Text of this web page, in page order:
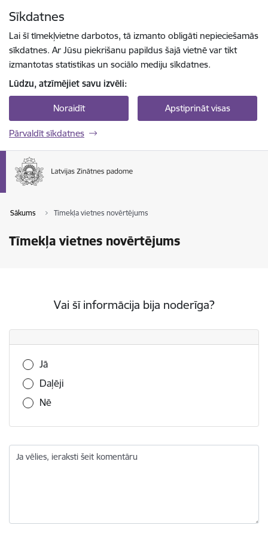
Sīkdatnes
Lai šī tīmekļvietne darbotos, tā izmanto obligāti nepieciešamās
sīkdatnes. Ar Jūsu piekrišanu papildus šajā vietnē var tikt
izmantotas statistikas un sociālo mediju sīkdatnes.
Lūdzu, atzīmējiet savu izvēli:
Noraidīt Apstiprināt visas
Pārvaldīt sīkdatnes
Sākums Tīmekļa vietnes novērtējums
Tīmekļa vietnes novērtējums
Vai šī informācija bija noderīga?
Vai šī informācija bija noderīga?
Jā
Daļēji
Nē
Ja vēlies, ieraksti šeit komentāru